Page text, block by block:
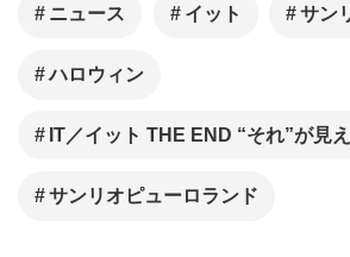
ニュース イット サン
ハロウィン
IT／イット THE END “それ”が見
サンリオピューロランド